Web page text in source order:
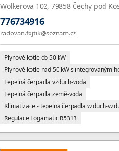
Wolkerova 102, 79858 Čechy pod
776734916
radovan.fojtik@seznam.cz
Plynové kotle do 50 kW
Plynové kotle nad 50 kW s integrovaným
Tepelná čerpadla vzduch-voda
Tepelná čerpadla země-voda
Klimatizace - tepelná čerpadla vzduch-
Regulace Logamatic R5313